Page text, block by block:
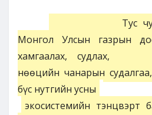
Тус
Монгол Улсын газрын
хамгаалах, судлах,
нөөцийн чанарын
бүс нутгийн усны
экосистемийн тэнцвэрт